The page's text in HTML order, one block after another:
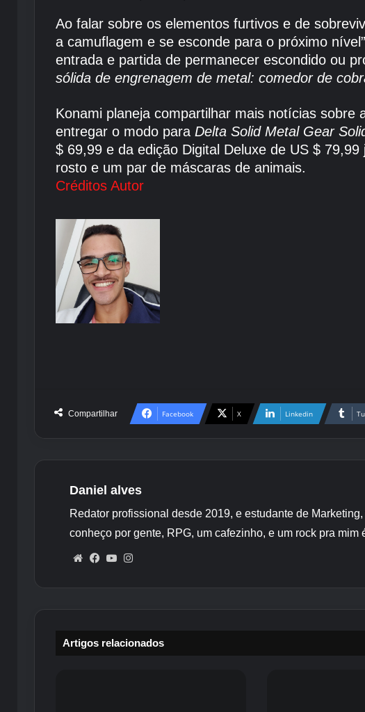
Ao falar sobre os elementos furtivos e de
a camuflagem e se esconde para o próximo
entrada e partida de permanecer escondido ou
sólida de engrenagem de metal: comedor de
Konami planeja compartilhar mais notícias
entregar o modo para Delta Solid Metal Gear
$ 69,99 e da edição Digital Deluxe de US $
rosto e um par de máscaras de animais.
Créditos Autor
Compartilhar Facebook X Linkedin
Daniel alves
Redator profissional desde 2019, e estudante de
conheço por gente, RPG, um cafezinho, e um rock pra mim
WebsiteFacebook
YouTube
Artigos relacionados